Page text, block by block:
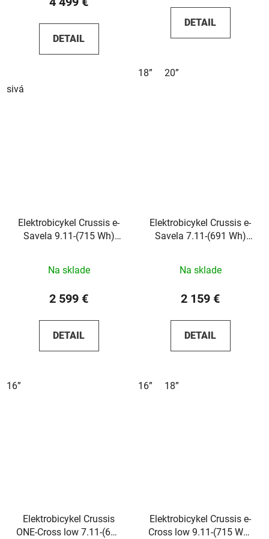
DETAIL
sivá
DETAIL
18” 20”
Elektrobicykel Crussis e-
Savela 9.11-(715 Wh)
Na sklade
2 599 €
DETAIL
16”
Elektrobicykel Crussis e-
Savela 7.11-(691 Wh)
Na sklade
2 159 €
DETAIL
16” 18”
Elektrobicykel Crussis
ONE-Cross low 7.11-(691
Elektrobicykel Crussis e-
Cross low 9.11-(715 Wh)